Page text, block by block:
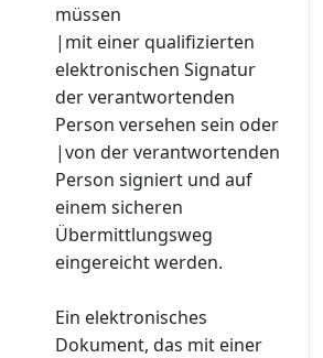
müssen
|mit einer qualifizierten
elektronischen Signatur
der verantwortenden
Person versehen sein oder
|von der verantwortenden
Person signiert und auf
einem sicheren
Übermittlungsweg
eingereicht werden.
Ein elektronisches
Dokument, das mit einer